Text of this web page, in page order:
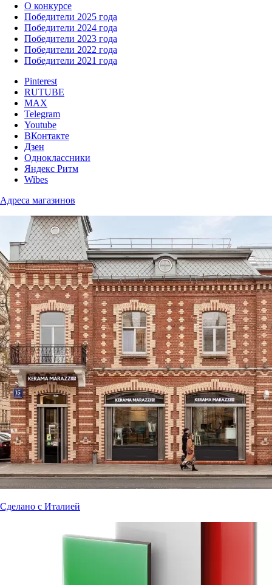
О конкурсе
Победители 2025 года
Победители 2024 года
Победители 2023 года
Победители 2022 года
Победители 2021 года
Pinterest
RUTUBE
MAX
Telegram
Youtube
ВКонтакте
Дзен
Одноклассники
Яндекс Ритм
Wibes
Адреса магазинов
Сделано с Италией